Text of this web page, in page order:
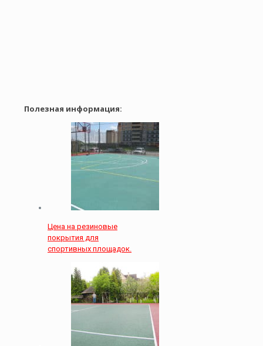
Полезная информация:
Цена на резиновые
покрытия для
спортивных площадок.